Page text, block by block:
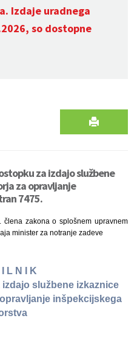
Izdaje uradnega
so dostopne
za izdajo službene
za opravljanje
7475.
člena zakona o splošnem upravnem
minister za notranje zadeve
I L N I K
službene izkaznice
inšpekcijskega